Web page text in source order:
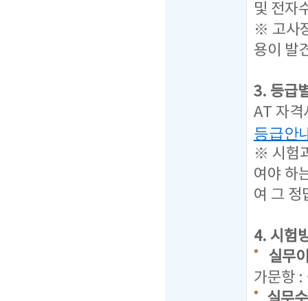
및 전자
※ 고사
용이 발
3. 등급
AT 자격
등급안
※ 시험
여야 하
여 그 정
4. 시험
실무
가문항 :